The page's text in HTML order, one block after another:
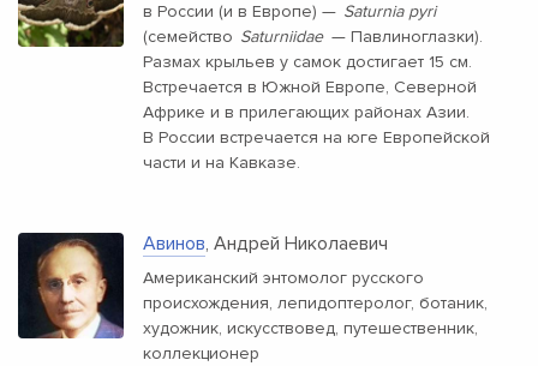
в России (и в Европе) — Saturnia pyri
(семейство Saturniidae — Павлиноглазки).
Размах крыльев у самок достигает 15 см.
Встречается в Южной Европе, Северной
Африке и в прилегающих районах Азии.
В России встречается на юге Европейской
части и на Кавказе.
Авинов, Андрей Николаевич
Американский энтомолог русского
происхождения, лепидоптеролог, ботаник,
художник, искусствовед, путешественник,
коллекционер